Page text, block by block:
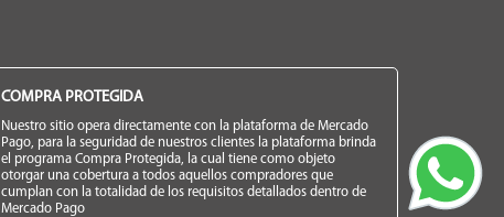
COMPRA PROTEGIDA
Nuestro sitio opera directamente con la plataforma de Mercado
Pago, para la seguridad de nuestros clientes la plataforma brinda
el programa Compra Protegida, la cual tiene como objeto
otorgar una cobertura a todos aquellos compradores que
cumplan con la totalidad de los requisitos detallados dentro de
Mercado Pago